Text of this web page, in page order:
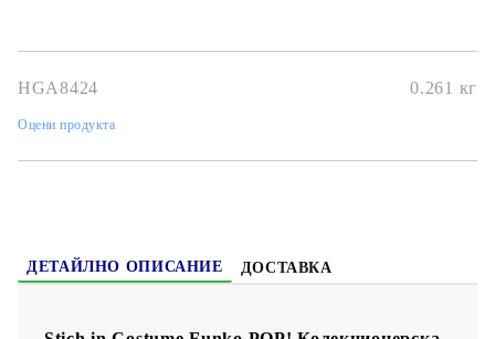
HGA8424 0.261 кг
Оцени продукта
ДЕТАЙЛНО ОПИСАНИЕ ДОСТАВКА